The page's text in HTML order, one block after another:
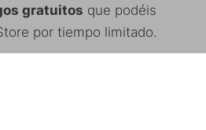
gratuitos que podéis
por tiempo limitado.